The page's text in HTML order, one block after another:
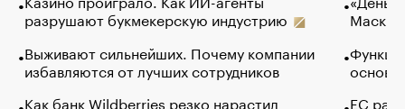
разрушают букмекерскую индустрию
Выживают сильнейших. Почему компании
избавляются от лучших сотрудников
Как банк Wildberries резко нарастил
Маск в
основ
ЕС